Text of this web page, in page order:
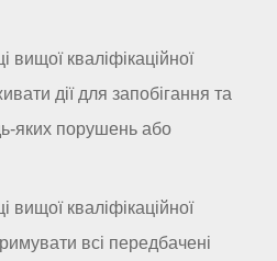
вищої кваліфікаційної
дії для запобігання та
яких порушень або
вищої кваліфікаційної
всі передбачені